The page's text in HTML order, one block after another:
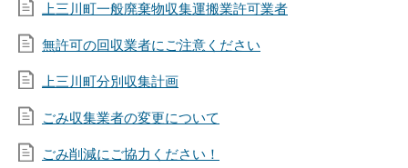
上三川町一般廃棄物収集運搬業許可業者
無許可の回収業者にご注意ください
上三川町分別収集計画
ごみ収集業者の変更について
ごみ削減にご協力ください！